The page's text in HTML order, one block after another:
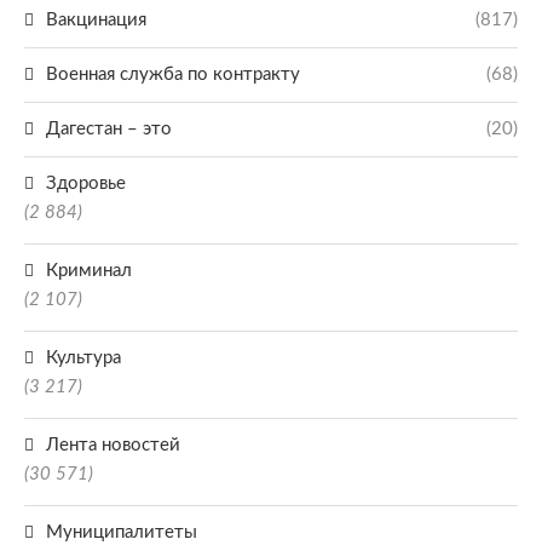
Вакцинация (817)
Военная служба по контракту (68)
Дагестан – это (20)
Здоровье
(2 884)
Криминал
(2 107)
Культура
(3 217)
Лента новостей
(30 571)
Муниципалитеты